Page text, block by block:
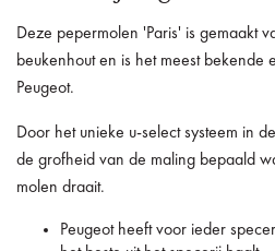
Deze pepermolen 'Paris' is gemaakt
beukenhout en is het meest bekende
Peugeot.
Door het unieke u-select systeem in
de grofheid van de maling bepaald
molen draait.
Peugeot heeft voor ieder